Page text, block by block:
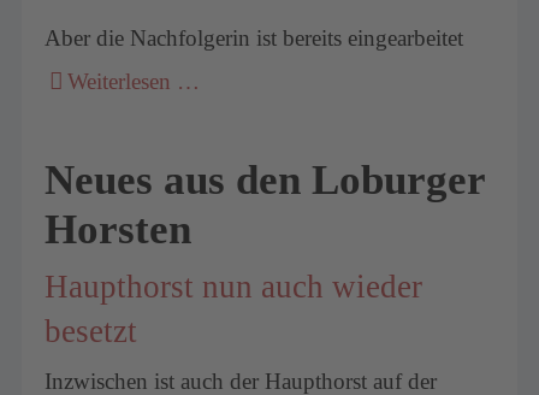
Aber die Nachfolgerin ist bereits eingearbeitet
Weiterlesen …
Neues aus den Loburger
Horsten
Haupthorst nun auch wieder
besetzt
Inzwischen ist auch der Haupthorst auf der